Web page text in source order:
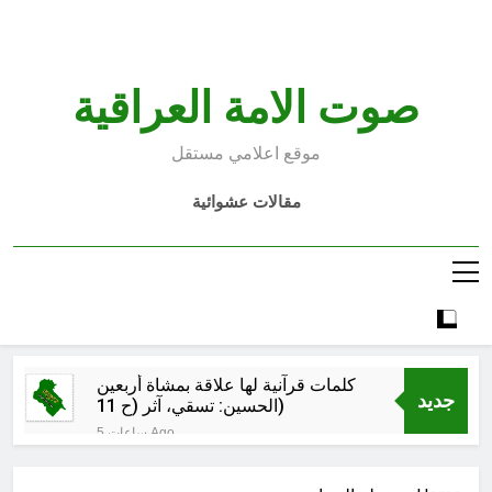
صوت الامة العراقية
موقع اعلامي مستقل
مقالات عشوائية
جديد
كلمات قرآنية لها علاقة بمشاة أربعين
الحسين: تسقي، آثر (ح 11)
5 ساعات Ago